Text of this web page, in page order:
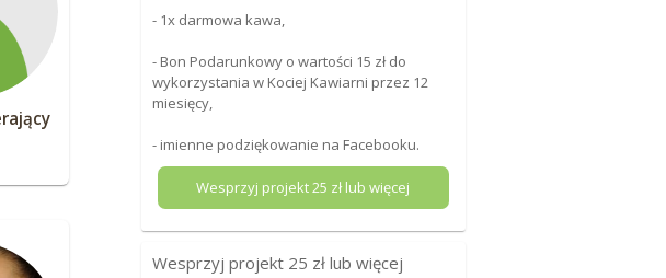
- 1x darmowa kawa,
- Bon Podarunkowy o wartości 15 zł do
wykorzystania w Kociej Kawiarni przez 12
miesięcy,
- imienne podziękowanie na Facebooku.
Wesprzyj projekt25 zł lub więcej
Wesprzyj projekt 25 zł lub więcej